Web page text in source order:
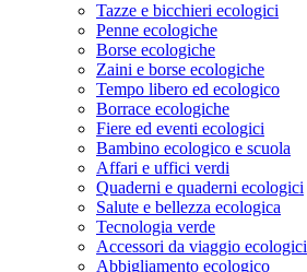
Tazze e bicchieri ecologici
Penne ecologiche
Borse ecologiche
Zaini e borse ecologiche
Tempo libero ed ecologico
Borrace ecologiche
Fiere ed eventi ecologici
Bambino ecologico e scuola
Affari e uffici verdi
Quaderni e quaderni ecologici
Salute e bellezza ecologica
Tecnologia verde
Accessori da viaggio ecologici
Abbigliamento ecologico